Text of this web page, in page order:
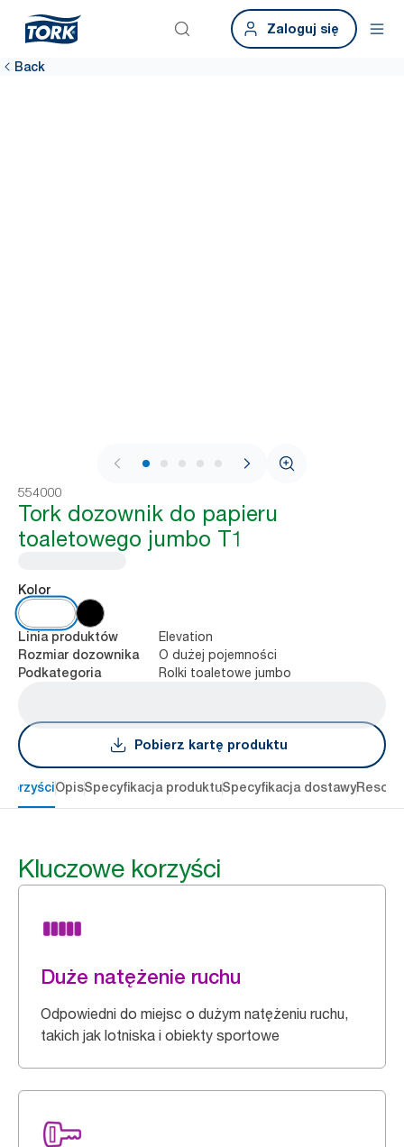
Zaloguj się
Back
1 / 9
554000
Tork dozownik do papieru
toaletowego jumbo T1
Kolor
Linia produktów Elevation
Rozmiar dozownika O dużej pojemności
Podkategoria Rolki toaletowe jumbo
Pobierz kartę produktu
korzyściOpisSpecyfikacja produktuSpecyfikacja dostawy
Kluczowe korzyści
Duże natężenie ruchu
Odpowiedni do miejsc o dużym natężeniu ruchu,
takich jak lotniska i obiekty sportowe